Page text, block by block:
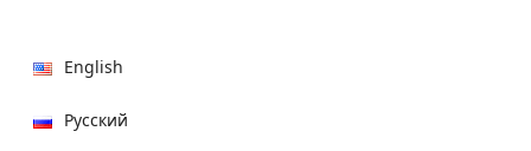
English
Русский